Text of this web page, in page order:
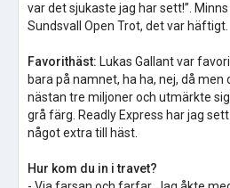
var det sjukaste jag har sett!”.
Sundsvall Open Trot, det var häftigt.
Favorithäst: Lukas Gallant var
bara på namnet, ha ha, nej, då men
nästan tre miljoner och utmärkte
grå färg. Readly Express har jag
något extra till häst.
Hur kom du in i travet?